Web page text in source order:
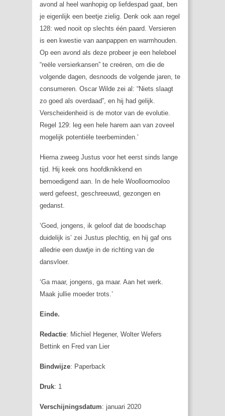
avond al heel wanhopig op liefdespad gaat, ben
je eigenlijk een beetje zielig. Denk ook aan regel
128: wed nooit op slechts één paard. Versieren
is een kwestie van aanpappen en warmhouden.
Op een avond als deze probeer je een heleboel
“reële versierkansen” te creëren, om die de
volgende dagen, desnoods de volgende jaren, te
consumeren. Oscar Wilde zei al: “Niets slaagt
zo goed als overdaad”, en hij had gelijk.
Verscheidenheid is de motor van de evolutie.
Regel 129: leg een hele harem aan van zoveel
mogelijk potentiële teerbeminden.’
Hierna zweeg Justus voor het eerst sinds lange
tijd. Hij keek ons hoofdknikkend en
bemoedigend aan. In de hele Woolloomooloo
werd gefeest, geschreeuwd, gezongen en
gedanst.
‘Goed, jongens, ik geloof dat de boodschap
duidelijk is’ zei Justus plechtig, en hij gaf ons
alledrie een duwtje in de richting van de
dansvloer.
‘Ga maar, jongens, ga maar. Aan het werk.
Maak jullie moeder trots.’
Einde.
Redactie: Michiel Hegener, Wolter Wefers
Bettink en Fred van Lier
Bindwijze: Paperback
Druk: 1
Verschijningsdatum: januari 2020